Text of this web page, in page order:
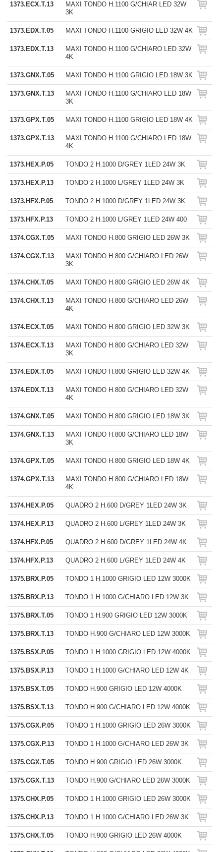
1373.ECX.T.13
MAXI TONDO H.1100 G/CHIAR LED 32W
3K
1373.EDX.T.05 MAXI TONDO H.1100 GRIGIO LED 32W 4K
1373.EDX.T.13
MAXI TONDO H.1100 G/CHIARO LED 32W
4K
1373.GNX.T.05 MAXI TONDO H.1100 GRIGIO LED 18W 3K
1373.GNX.T.13
MAXI TONDO H.1100 G/CHIARO LED 18W
3K
1373.GPX.T.05 MAXI TONDO H.1100 GRIGIO LED 18W 4K
1373.GPX.T.13
MAXI TONDO H.1100 G/CHIARO LED 18W
4K
1373.HEX.P.05 TONDO 2 H.1000 D/GREY 1LED 24W 3K
1373.HEX.P.13 TONDO 2 H.1000 L/GREY 1LED 24W 3K
1373.HFX.P.05 TONDO 2 H.1000 D/GREY 1LED 24W 3K
1373.HFX.P.13 TONDO 2 H.1000 L/GREY 1LED 24W 400
1374.CGX.T.05 MAXI TONDO H.800 GRIGIO LED 26W 3K
1374.CGX.T.13
MAXI TONDO H.800 G/CHIARO LED 26W
3K
1374.CHX.T.05 MAXI TONDO H.800 GRIGIO LED 26W 4K
1374.CHX.T.13
MAXI TONDO H.800 G/CHIARO LED 26W
4K
1374.ECX.T.05 MAXI TONDO H.800 GRIGIO LED 32W 3K
1374.ECX.T.13
MAXI TONDO H.800 G/CHIARO LED 32W
3K
1374.EDX.T.05 MAXI TONDO H.800 GRIGIO LED 32W 4K
1374.EDX.T.13
MAXI TONDO H.800 G/CHIARO LED 32W
4K
1374.GNX.T.05 MAXI TONDO H.800 GRIGIO LED 18W 3K
1374.GNX.T.13
MAXI TONDO H.800 G/CHIARO LED 18W
3K
1374.GPX.T.05 MAXI TONDO H.800 GRIGIO LED 18W 4K
1374.GPX.T.13
MAXI TONDO H.800 G/CHIARO LED 18W
4K
1374.HEX.P.05 QUADRO 2 H.600 D/GREY 1LED 24W 3K
1374.HEX.P.13 QUADRO 2 H.600 L/GREY 1LED 24W 3K
1374.HFX.P.05 QUADRO 2 H.600 D/GREY 1LED 24W 4K
1374.HFX.P.13 QUADRO 2 H.600 L/GREY 1LED 24W 4K
1375.BRX.P.05 TONDO 1 H.1000 GRIGIO LED 12W 3000K
1375.BRX.P.13 TONDO 1 H.1000 G/CHIARO LED 12W 3K
1375.BRX.T.05 TONDO 1 H.900 GRIGIO LED 12W 3000K
1375.BRX.T.13 TONDO H.900 G/CHIARO LED 12W 3000K
1375.BSX.P.05 TONDO 1 H.1000 GRIGIO LED 12W 4000K
1375.BSX.P.13 TONDO 1 H.1000 G/CHIARO LED 12W 4K
1375.BSX.T.05 TONDO H.900 GRIGIO LED 12W 4000K
1375.BSX.T.13 TONDO H.900 G/CHIARO LED 12W 4000K
1375.CGX.P.05 TONDO 1 H.1000 GRIGIO LED 26W 3000K
1375.CGX.P.13 TONDO 1 H.1000 G/CHIARO LED 26W 3K
1375.CGX.T.05 TONDO H.900 GRIGIO LED 26W 3000K
1375.CGX.T.13 TONDO H.900 G/CHIARO LED 26W 3000K
1375.CHX.P.05 TONDO 1 H.1000 GRIGIO LED 26W 3000K
1375.CHX.P.13 TONDO 1 H.1000 G/CHIARO LED 26W 3K
1375.CHX.T.05 TONDO H.900 GRIGIO LED 26W 4000K